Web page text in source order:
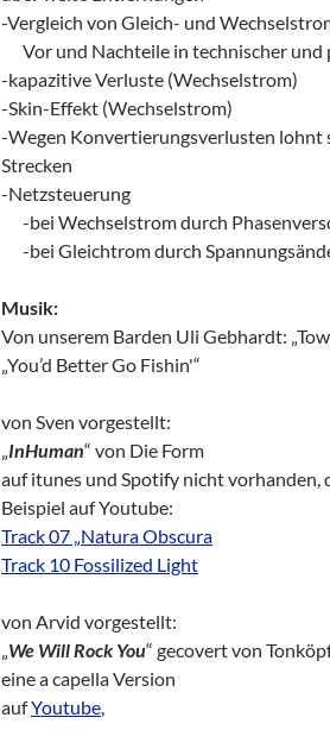
-Vergleich von Gleich- und
Vor und Nachteile in technischer
-kapazitive Verluste (Wechselstrom)
-Skin-Effekt (Wechselstrom)
-Wegen Konvertierungsverlusten lohnt
Strecken
-Netzsteuerung
-bei Wechselstrom durch
-bei Gleichtrom durch
Musik:
Von unserem Barden Uli Gebhardt:
„You’d Better Go Fishin'“
von Sven vorgestellt:
„InHuman“ von Die Form
auf itunes und Spotify nicht vorhanden,
Beispiel auf Youtube:
Track 07 „Natura Obscura
Track 10 Fossilized Light
von Arvid vorgestellt:
„We Will Rock You“ gecovert von
eine a capella Version
aufYoutube,